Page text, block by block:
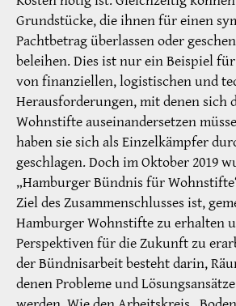
Grundstücke, die ihnen für einen
Pachtbetrag überlassen oder
beleihen. Dies ist nur ein Beispiel
von finanziellen, logistischen und
Herausforderungen, mit denen sich
Wohnstifte auseinandersetzen
haben sie sich als Einzelkämpfer
geschlagen. Doch im Oktober 2019
„Hamburger Bündnis für
Ziel des Zusammenschlusses ist,
Hamburger Wohnstifte zu erhalten
Perspektiven für die Zukunft zu
der Bündnisarbeit besteht darin,
denen Probleme und